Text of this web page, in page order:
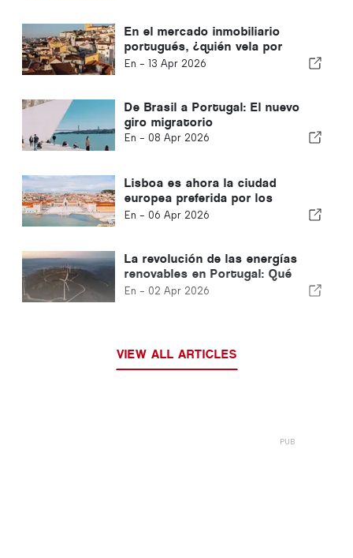
En el mercado inmobiliario
portugués, ¿quién vela por
usted?
En - 13 Apr 2026
De Brasil a Portugal: El nuevo
giro migratorio
En - 08 Apr 2026
Lisboa es ahora la ciudad
europea preferida por los
millonarios, pero ¿qué es lo que
En - 06 Apr 2026
La revolución de las energías
renovables en Portugal: Qué
significa para la inversión en
En - 02 Apr 2026
VIEW ALL ARTICLES